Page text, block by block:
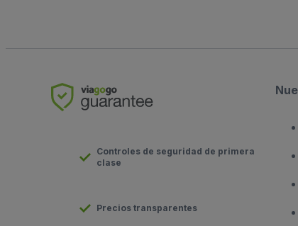
Controles de seguridad de primera
clase
Precios transparentes